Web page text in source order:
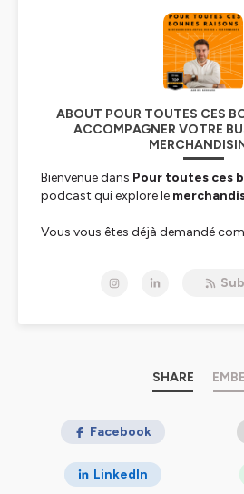
parcours des membres et
dans la vraie vie lors des after-
groupe. Que vous soyez en France,
Canada ou ailleurs dans la
soyez freelance, étudiant, en poste
réseau ? Rejoignez-nous sur
Haber, visual merchandiser et co-
communauté et nous vous
ABOUT POUR TOUTES CES
ACCOMPAGNER VOTRE
Bienvenue dans Pour toutes ces
podcast qui explore le
Vous vous êtes déjà demandé
votre point de vente ?
intelligemment, en co-
les distributeurs, et les clients,
approche orientée client et terrain.
Dans chaque épisode, je partage
SHARE
Facebook
LinkedIn